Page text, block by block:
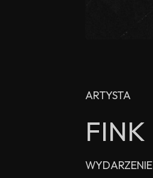
ARTYSTA
FINK
WYDARZENIE